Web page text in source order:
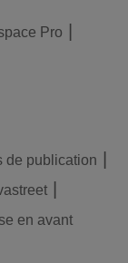
Pro
de publication
en avant